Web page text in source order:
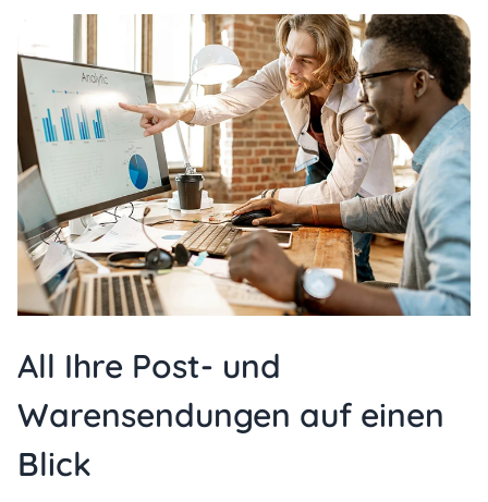
All Ihre Post- und
Warensendungen auf einen
Blick